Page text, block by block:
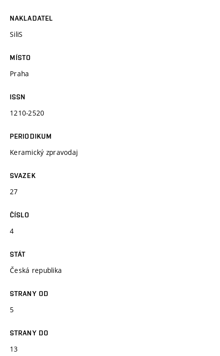
NAKLADATEL
SiliS
MÍSTO
Praha
ISSN
1210-2520
PERIODIKUM
Keramický zpravodaj
SVAZEK
27
ČÍSLO
4
STÁT
Česká republika
STRANY OD
5
STRANY DO
13